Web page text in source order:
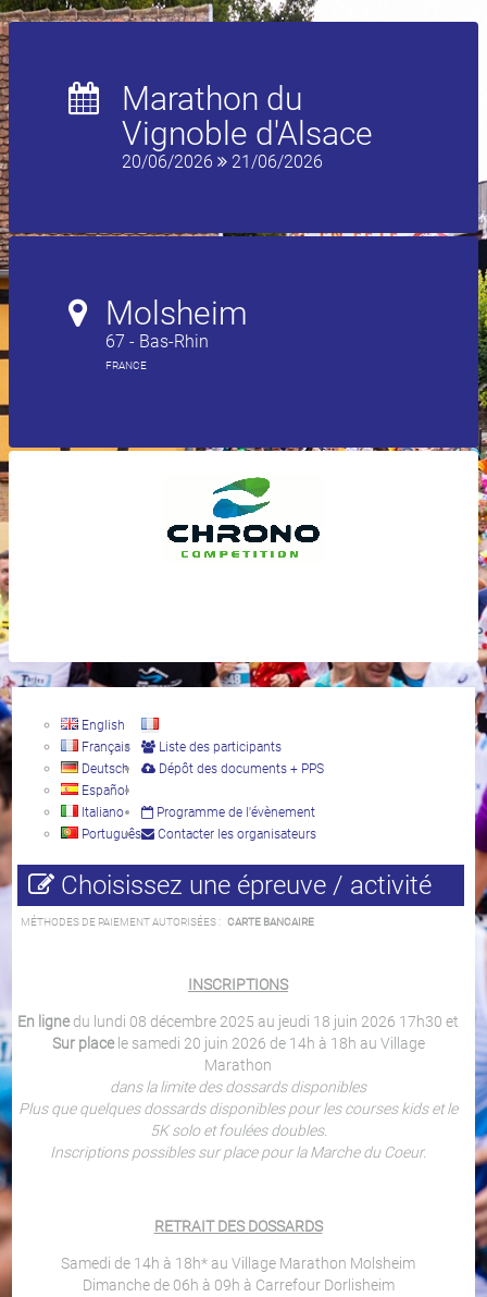
Marathon du
Vignoble d'Alsace
20/06/2026 21/06/2026
Molsheim
67 - Bas-Rhin
FRANCE
English
Français
Deutsch
Español
Italiano
Português
Liste des participants
Dépôt des documents + PPS
Programme de l'évènement
Contacter les organisateurs
Choisissez une épreuve / activité
MÉTHODES DE PAIEMENT AUTORISÉES : CARTE BANCAIRE
INSCRIPTIONS
En lignedu lundi 08 décembre 2025 au jeudi 18 juin 2026 17h30 et
Sur placele samedi 20 juin 2026 de 14h à 18h au Village
Marathon
dans la limite des dossards disponibles
Plus que quelques dossards disponibles pour les courses kids et le
5K solo et foulées doubles.
Inscriptions possibles sur place pour la Marche du Coeur.
RETRAIT DES DOSSARDS
Samedi de 14h à 18h* au Village Marathon Molsheim
Dimanche de 06h à 09h à Carrefour Dorlisheim